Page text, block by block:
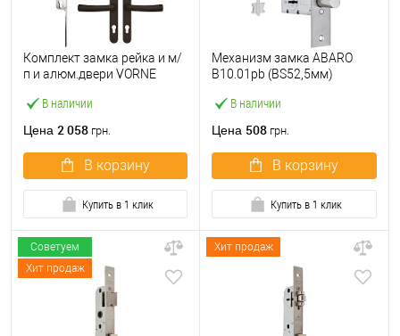
В наличии
Комплект замка рейка и м/
п и алюм.двери VORNE
ABARO и ручками
Цена 2 058 грн.
В корзину
Купить в 1 клик
В наличии
Механизм замка ABARO
B10.01pb (BS52,5мм)
тех.упаковки.без отв.
Цена 508 грн.
В корзину
Купить в 1 клик
Советуем
Хит продаж
Хит продаж